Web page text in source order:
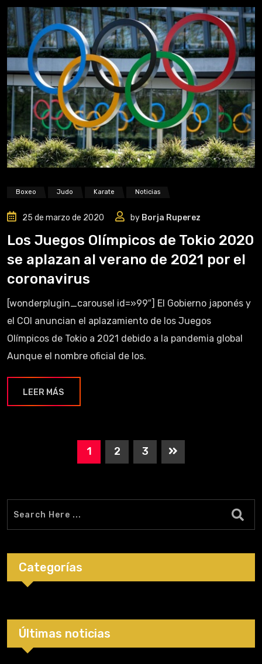
Boxeo Judo Karate Noticias
25 de marzo de 2020 by Borja Ruperez
Los Juegos Olímpicos de Tokio 2020
se aplazan al verano de 2021 por el
coronavirus
[wonderplugin_carousel id=»99″] El Gobierno japonés y
el COI anuncian el aplazamiento de los Juegos
Olímpicos de Tokio a 2021 debido a la pandemia global
Aunque el nombre oficial de los.
LEER MÁS
1 2 3
Categorías
Últimas noticias